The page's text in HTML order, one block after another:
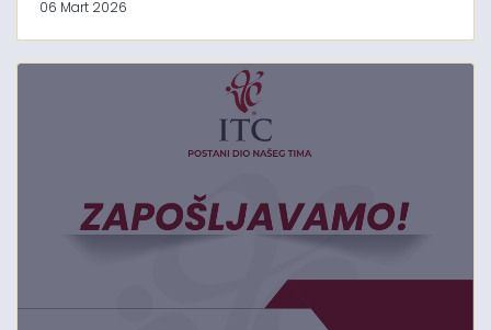
06 Mart 2026